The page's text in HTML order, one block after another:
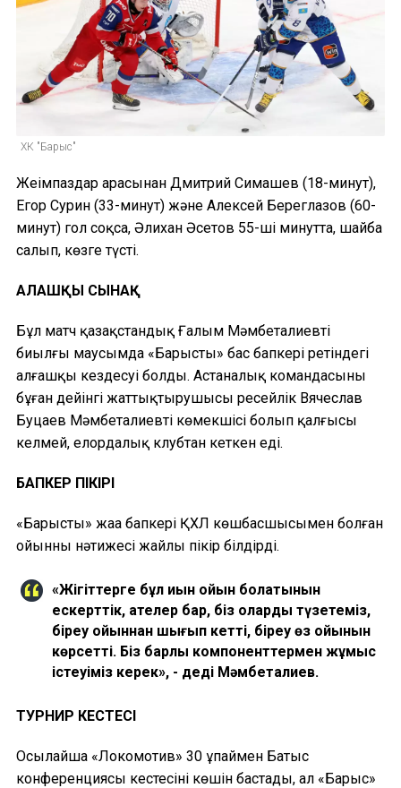
ХК "Барыс"
Жеңімпаздар арасынан Дмитрий Симашев (18-минут),
Егор Сурин (33-минут) және Алексей Береглазов (60-
минут) гол соқса, Әлихан Әсетов 55-ші минутта, шайба
салып, көзге түсті.
АЛҒАШҚЫ СЫНАҚ
Бұл матч қазақстандық Ғалым Мәмбеталиевтің
биылғы маусымда «Барыстың» бас бапкері ретіндегі
алғашқы кездесуі болды. Астаналық командасының
бұған дейінгі жаттықтырушысы ресейлік Вячеслав
Буцаев Мәмбеталиевтің көмекшісі болып қалғысы
келмей, елордалық клубтан кеткен еді.
БАПКЕР ПІКІРІ
«Барыстың» жаңа бапкері ҚХЛ көшбасшысымен болған
ойынның нәтижесі жайлы пікір білдірді.
«Жігіттерге бұл қиын ойын болатынын
ескерттік, қателер бар, біз оларды түзетеміз,
біреу ойыннан шығып кетті, біреу өз ойынын
көрсетті. Біз барлық компоненттермен жұмыс
істеуіміз керек», - деді Мәмбеталиев.
ТУРНИР КЕСТЕСІ
Осылайша «Локомотив» 30 ұпаймен Батыс
конференциясы кестесінің көшін бастады, ал «Барыс»